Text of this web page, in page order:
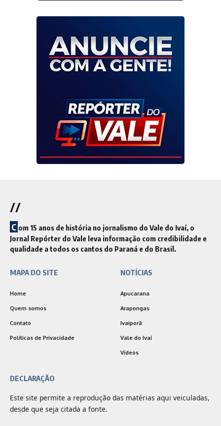
//
C om 15 anos de história no jornalismo do Vale do Ivaí, o
Jornal Repórter do Vale leva informação com credibilidade e
qualidade a todos os cantos do Paraná e do Brasil.
MAPA DO SITE
Home
Quem somos
Contato
Políticas de Privacidade
NOTÍCIAS
Apucarana
Arapongas
Ivaiporã
Vale do Ivaí
Vídeos
DECLARAÇÃO
Este site permite a reprodução das matérias aqui veiculadas,
desde que seja citada a fonte.